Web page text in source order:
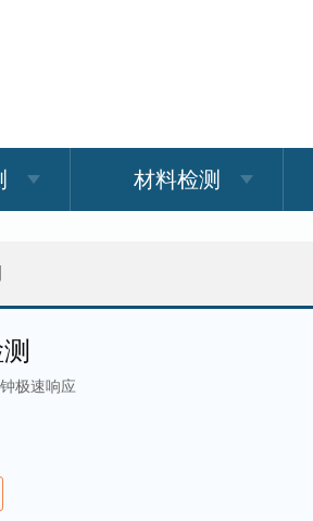
材料检测
极速响应